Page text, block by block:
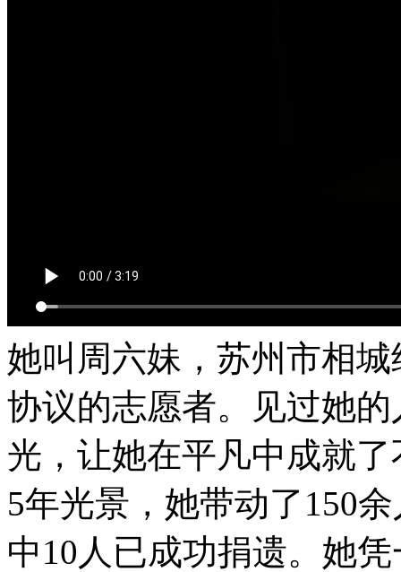
她叫周六妹，苏州市相
协议的志愿者。见过她
光，让她在平凡中成就
5年光景，她带动了150
中10人已成功捐遗。她